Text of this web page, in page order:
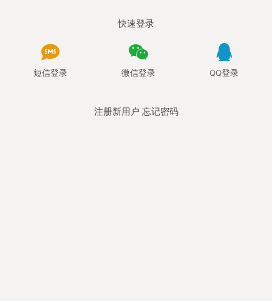
快速登录
短信登录 微信登录 QQ登录
注册新用户 忘记密码